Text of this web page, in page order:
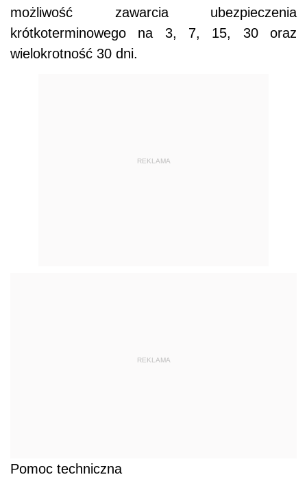
możliwość zawarcia ubezpieczenia
krótkoterminowego na 3, 7, 15, 30 oraz
wielokrotność 30 dni.
REKLAMA
REKLAMA
Pomoc techniczna